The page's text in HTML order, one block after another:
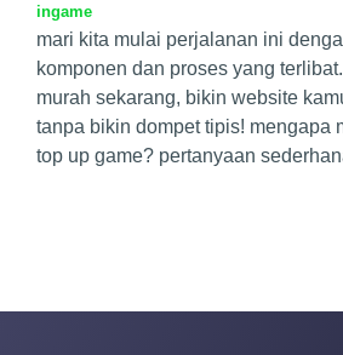
ingame
mari kita mulai perjalanan ini
komponen dan proses yang
murah sekarang, bikin website
tanpa bikin dompet tipis! mengapa
top up game? pertanyaan